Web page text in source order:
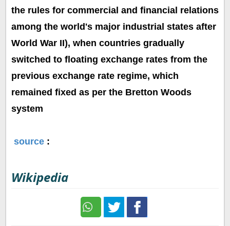
the rules for commercial and financial relations
among the world's major industrial states after
World War II), when countries gradually
switched to floating exchange rates from the
previous exchange rate regime, which
remained fixed as per the Bretton Woods
system
:
source
Wikipedia